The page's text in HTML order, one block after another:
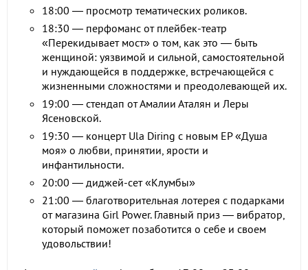
18:00 — просмотр тематических роликов.
18:30 — перфоманс от плейбек-театр
«Перекидывает мост» о том, как это — быть
женщиной: уязвимой и сильной, самостоятельной
и нуждающейся в поддержке, встречающейся с
жизненными сложностями и преодолевающей их.
19:00 — стендап от Амалии Аталян и Леры
Ясеновской.
19:30 — концерт Ula Diring с новым EP «Душа
моя» о любви, принятии, ярости и
инфантильности.
20:00 — диджей-сет «Клумбы»
21:00 — благотворительная лотерея с подарками
от магазина Girl Power. Главный приз — вибратор,
который поможет позаботится о себе и своем
удовольствии!